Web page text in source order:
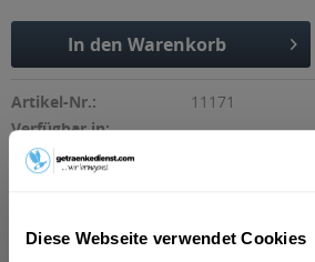
Diese Webseite verwendet Cookies
In den Warenkorb
Artikel-Nr.:
11171
Verfügbar in:
Beschreibung